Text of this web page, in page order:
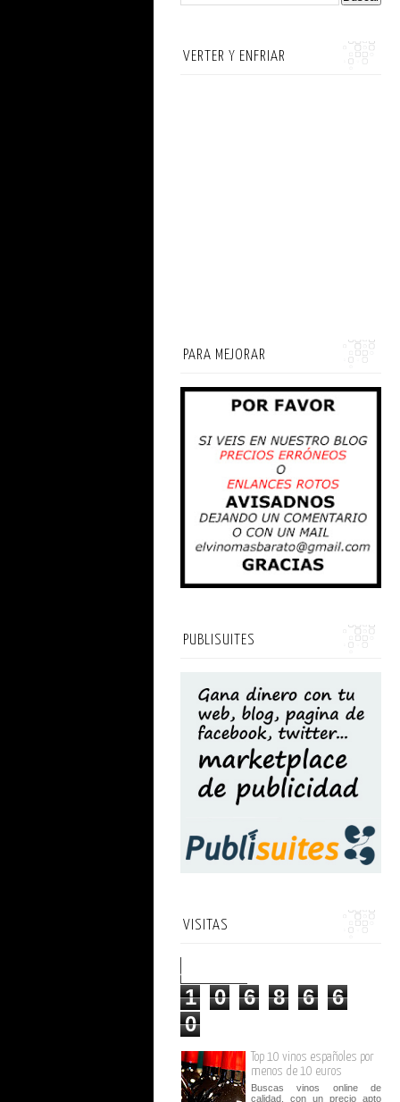
VERTER Y ENFRIAR
PARA MEJORAR
PUBLISUITES
VISITAS
1 0 6 8 6
6
0
Top 10 vinos españoles por
menos de 10 euros
Buscas vinos online de
calidad, con un precio apto